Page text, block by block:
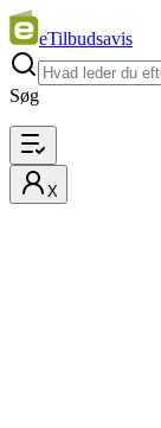
eTilbudsavis
Søg
X